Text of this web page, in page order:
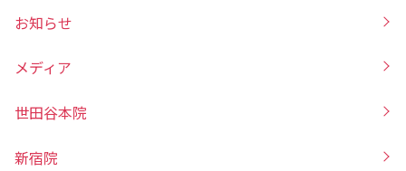
お知らせ
メディア
世田谷本院
新宿院